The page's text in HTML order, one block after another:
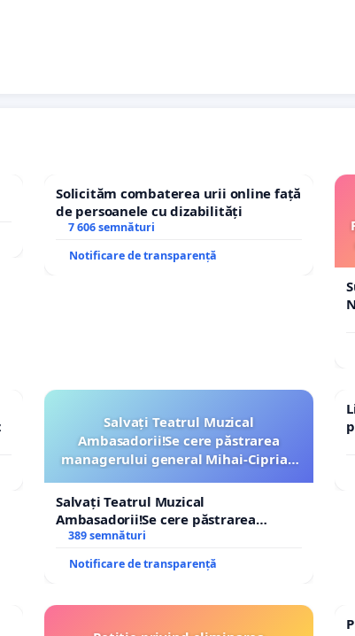
Solicităm combaterea urii online față
de persoanele cu dizabilități
7 606 semnături
Notificare de transparență
Salvați Teatrul Muzical
Ambasadorii!Se cere păstrarea
managerului general Mihai-Ciprian
Salvați Teatrul Muzical
Ambasadorii!Se cere păstrarea
managerului general Mihai-Ciprian
389 semnături
Notificare de transparență